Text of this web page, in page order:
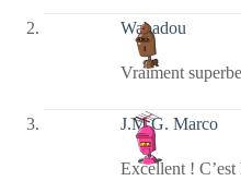
Wabadou
Vraiment
J.M.G. Marco
Excellent !